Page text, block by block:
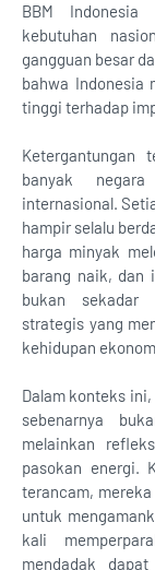
BBM Indonesia
kebutuhan
gangguan besar
bahwa Indonesia
tinggi terhadap
Ketergantungan
banyak
internasional.
hampir selalu
harga minyak
barang naik, dan
bukan sekadar
strategis yang
kehidupan
Dalam konteks
sebenarnya
melainkan
pasokan energi.
terancam,
untuk
kali
mendadak